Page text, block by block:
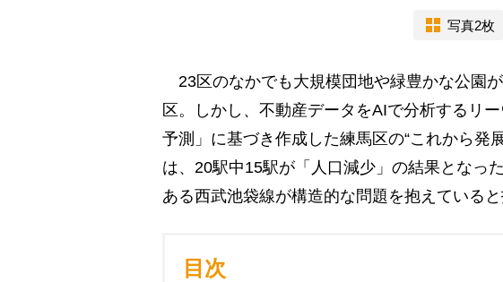
写真2枚
23区のなかでも大規模団地や緑豊かな公園
区。しかし、不動産データをAIで分析するリ
予測」に基づき作成した練馬区の“これから発
は、20駅中15駅が「人口減少」の結果となっ
ある西武池袋線が構造的な問題を抱えていると
目次